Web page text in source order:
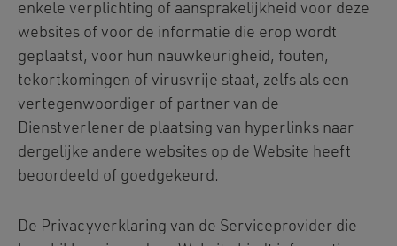
enkele verplichting of aansprakelijkheid voor deze
websites of voor de informatie die erop wordt
geplaatst, voor hun nauwkeurigheid, fouten,
tekortkomingen of virusvrije staat, zelfs als een
vertegenwoordiger of partner van de
Dienstverlener de plaatsing van hyperlinks naar
dergelijke andere websites op de Website heeft
beoordeeld of goedgekeurd.
De Privacyverklaring van de Serviceprovider die